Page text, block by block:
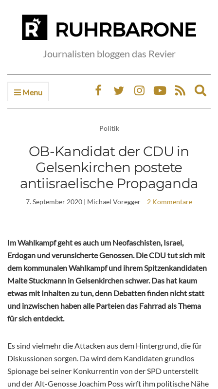
Journalisten bloggen das Revier
Menu
Politik
OB-Kandidat der CDU in
Gelsenkirchen postete
antiisraelische Propaganda
7. September 2020 | Michael Voregger 2 Kommentare
Im Wahlkampf geht es auch um Neofaschisten, Israel,
Erdogan und verunsicherte Genossen. Die CDU tut sich mit
dem kommunalen Wahlkampf und ihrem Spitzenkandidaten
Malte Stuckmann in Gelsenkirchen schwer. Das hat kaum
etwas mit Inhalten zu tun, denn Debatten finden nicht statt
und inzwischen haben alle Parteien das Fahrrad als Thema
für sich entdeckt.
Es sind vielmehr die Attacken aus dem Hintergrund, die für
Diskussionen sorgen. Da wird dem Kandidaten grundlos
Spionage bei seiner Konkurrentin von der SPD unterstellt
und der Alt-Genosse Joachim Poss wirft ihm politische Nähe